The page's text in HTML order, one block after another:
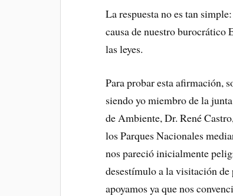
La respuesta no es tan
causa de nuestro burocrático
las leyes.
Para probar esta afirmación,
siendo yo miembro de la
de Ambiente, Dr. René
los Parques Nacionales
nos pareció inicialmente
desestímulo a la visitación
apoyamos ya que nos